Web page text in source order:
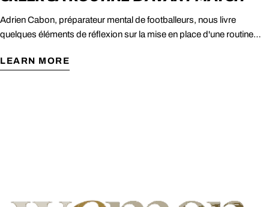
Adrien Cabon, préparateur mental de footballeurs, nous livre
quelques éléments de réflexion sur la mise en place d'une routine
LEARN MORE